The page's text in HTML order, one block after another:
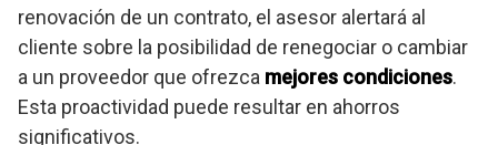
renovación de un contrato, el asesor alertará al
cliente sobre la posibilidad de renegociar o cambiar
a un proveedor que ofrezca mejores condiciones.
Esta proactividad puede resultar en ahorros
significativos.